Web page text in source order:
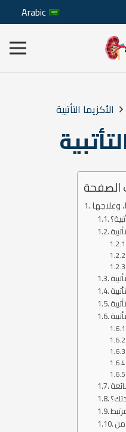
Arabic
الأكزيما التأتبية
الصفحة
وعلاجها